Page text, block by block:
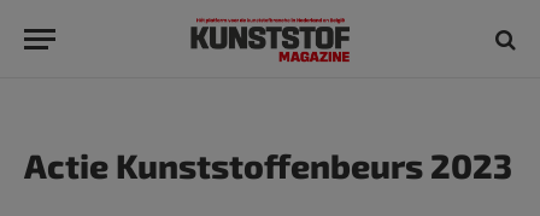
Actie Kunststoffenbeurs 2023